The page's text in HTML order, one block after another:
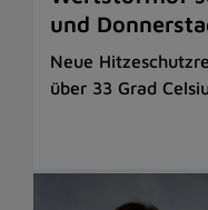
und
Neue
über 33 Grad